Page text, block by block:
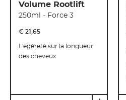
Volume Rootlift
250ml - Force 3
€ 21 ,65
L'égèreté sur la longueur
des cheveux